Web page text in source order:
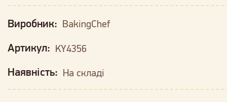
Виробник: BakingChef
Артикул: KY4356
Наявність: На складі